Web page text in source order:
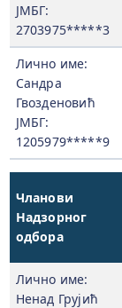
ЈМБГ:
2703975*****3
Лично име:
Сандра
Гвозденовић
ЈМБГ:
1205979*****9
Чланови
Надзорног
одбора
Лично име:
Ненад Грујић